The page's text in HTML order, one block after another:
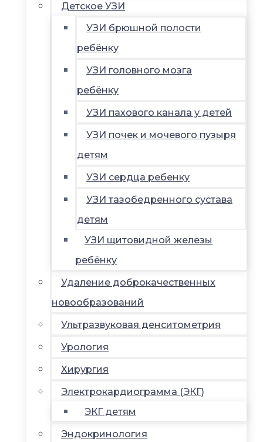
Детское УЗИ
УЗИ брюшной полости
ребёнку
УЗИ головного мозга
ребёнку
УЗИ пахового канала у детей
УЗИ почек и мочевого пузыря
детям
УЗИ сердца ребенку
УЗИ тазобедренного сустава
детям
УЗИ щитовидной железы
ребёнку
Удаление доброкачественных
новообразований
Ультразвуковая денситометрия
Урология
Хирургия
Электрокардиограмма (ЭКГ)
ЭКГ детям
Эндокринология